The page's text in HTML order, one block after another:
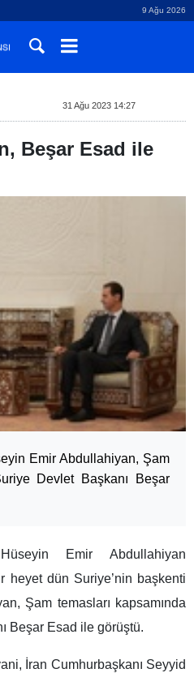
9 Ağu 2026
31 Ağu 2023 14:27
Beşar Esad ile
Emir Abdullahiyan, Şam
Devlet Başkanı Beşar
Emir Abdullahiyan
heyet dün Suriye’nin başkenti
Şam temasları kapsamında
Beşar Esad ile görüştü.
İran Cumhurbaşkanı Seyyid